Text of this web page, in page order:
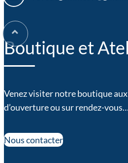
Boutique et
Venez visiter notre boutique
d’ouverture ou sur rendez-
Nous contacter